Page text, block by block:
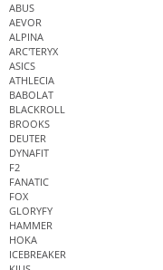
ABUS
AEVOR
ALPINA
ARC'TERYX
ASICS
ATHLECIA
BABOLAT
BLACKROLL
BROOKS
DEUTER
DYNAFIT
F2
FANATIC
FOX
GLORYFY
HAMMER
HOKA
ICEBREAKER